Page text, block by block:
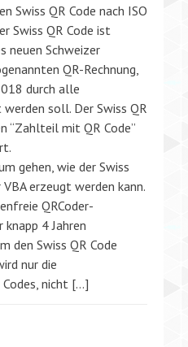
Swiss QR Code nach ISO
Swiss QR Code ist
neuen Schweizer
QR-Rechnung,
durch alle
soll. Der Swiss QR
“Zahlteil mit QR Code”
gehen, wie der Swiss
erzeugt werden kann.
QRCoder-
4 Jahren
den Swiss QR Code
nur die
nicht […]